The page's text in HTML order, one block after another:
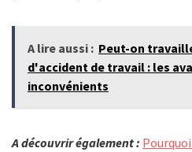
A lire aussi : Peut-on
d'accident de travail : les
inconvénients
A découvrir également :